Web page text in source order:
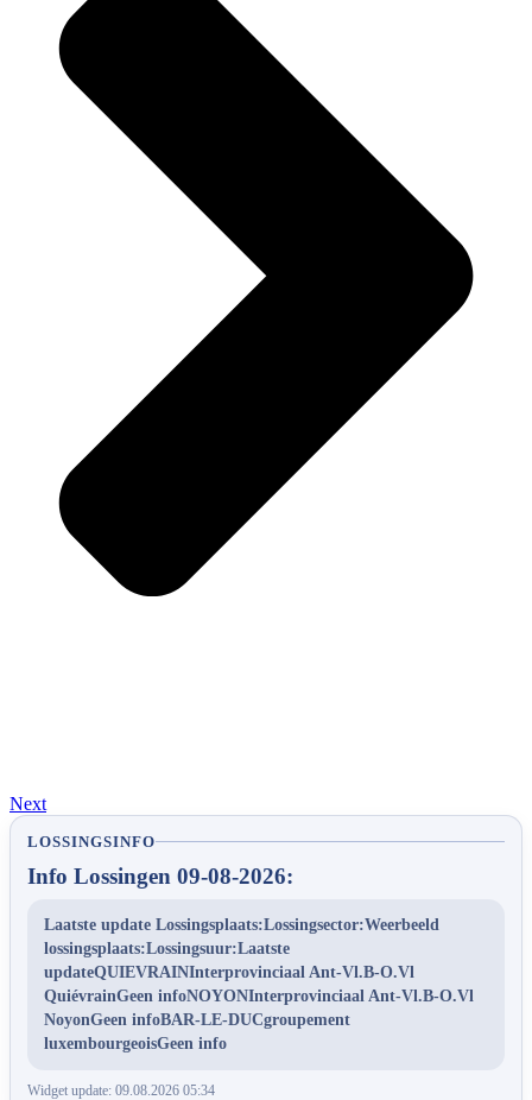
Next
LOSSINGSINFO
Info Lossingen 09-08-2026:
Laatste update Lossingsplaats:Lossingsector:Weerbeeld
lossingsplaats:Lossingsuur:Laatste
updateQUIEVRAINInterprovinciaal Ant-Vl.B-O.Vl
QuiévrainGeen infoNOYONInterprovinciaal Ant-Vl.B-O.Vl
NoyonGeen infoBAR-LE-DUCgroupement
luxembourgeoisGeen info
Widget update: 09.08.2026 05:34